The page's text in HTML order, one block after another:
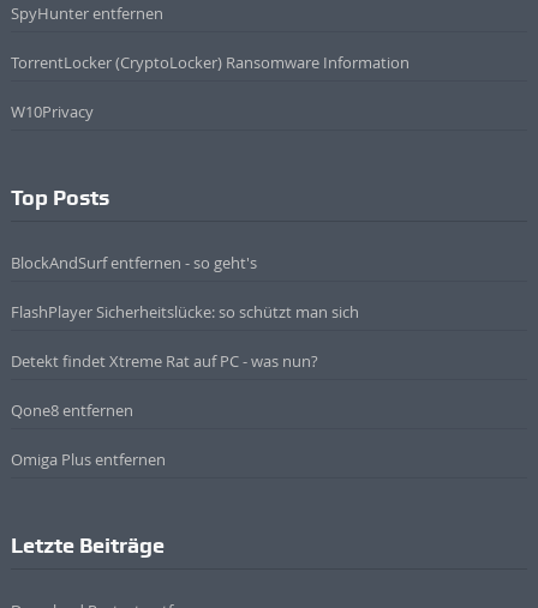
SpyHunter entfernen
TorrentLocker (CryptoLocker) Ransomware Information
W10Privacy
Top Posts
BlockAndSurf entfernen - so geht's
FlashPlayer Sicherheitslücke: so schützt man sich
Detekt findet Xtreme Rat auf PC - was nun?
Qone8 entfernen
Omiga Plus entfernen
Letzte Beiträge